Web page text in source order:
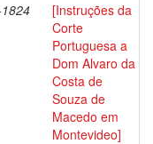
[Instruções da
Corte
Portuguesa a
Dom Alvaro da
Costa de
Souza de
Macedo em
Montevideo]